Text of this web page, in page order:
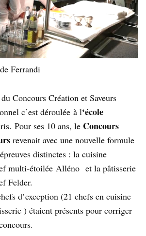
Ferrandi
Concours Création et Saveurs
c’est déroulée à l‘école
Pour ses 10 ans, le Concours
revenait avec une nouvelle formule
distinctes : la cuisine
multi-étoilée Alléno et la pâtisserie
Felder.
d’exception (21 chefs en cuisine
) étaient présents pour corriger